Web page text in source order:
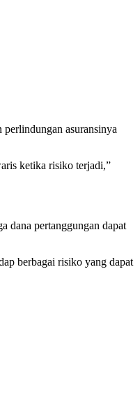
asuransinya
ketika risiko terjadi,”
dana pertanggungan dapat
berbagai risiko yang dapat